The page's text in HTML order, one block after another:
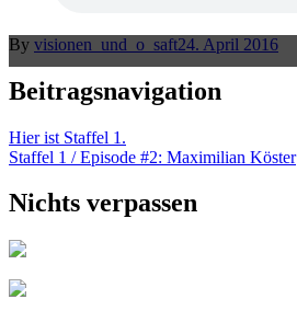
By visionen_und_o_saft24. April 2016
Beitragsnavigation
Hier ist Staffel 1.
Staffel 1 / Episode #2: Maximilian Köster
Nichts verpassen